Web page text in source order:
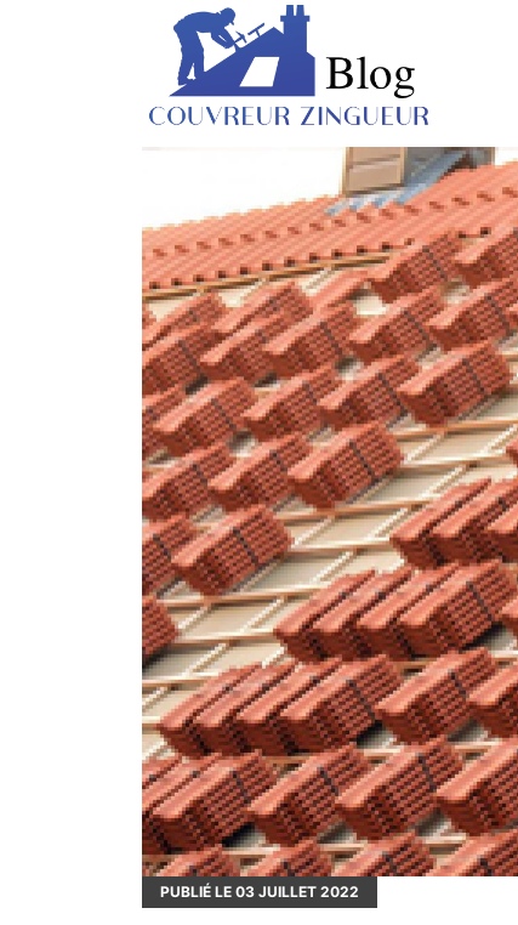
PUBLIÉ LE 03 JUILLET 2022